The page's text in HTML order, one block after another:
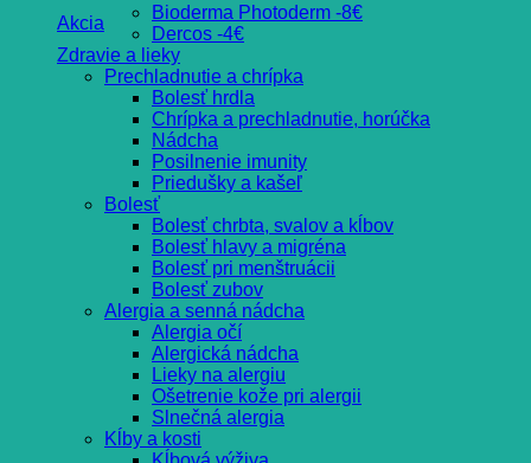
Akcia
Bioderma Photoderm -8€
Dercos -4€
Zdravie a lieky
Prechladnutie a chrípka
Bolesť hrdla
Chrípka a prechladnutie, horúčka
Nádcha
Posilnenie imunity
Priedušky a kašeľ
Bolesť
Bolesť chrbta, svalov a kĺbov
Bolesť hlavy a migréna
Bolesť pri menštruácii
Bolesť zubov
Alergia a senná nádcha
Alergia očí
Alergická nádcha
Lieky na alergiu
Ošetrenie kože pri alergii
Slnečná alergia
Kĺby a kosti